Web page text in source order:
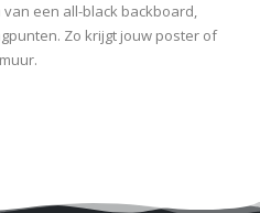
een all-black backboard,
Zo krijgt jouw poster of